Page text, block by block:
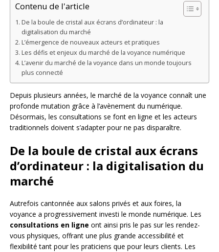
Contenu de l'article
De la boule de cristal aux écrans d’ordinateur : la
digitalisation du marché
L’émergence de nouveaux acteurs et pratiques
Les défis et enjeux du marché de la voyance numérique
L’avenir du marché de la voyance dans un monde toujours
plus connecté
Depuis plusieurs années, le marché de la voyance connaît une
profonde mutation grâce à l’avènement du numérique.
Désormais, les consultations se font en ligne et les acteurs
traditionnels doivent s’adapter pour ne pas disparaître.
De la boule de cristal aux écrans
d’ordinateur : la digitalisation du
marché
Autrefois cantonnée aux salons privés et aux foires, la
voyance a progressivement investi le monde numérique. Les
consultations en ligne ont ainsi pris le pas sur les rendez-
vous physiques, offrant une plus grande accessibilité et
flexibilité tant pour les praticiens que pour leurs clients. Les